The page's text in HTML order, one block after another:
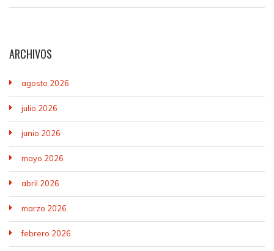
ARCHIVOS
agosto 2026
julio 2026
junio 2026
mayo 2026
abril 2026
marzo 2026
febrero 2026